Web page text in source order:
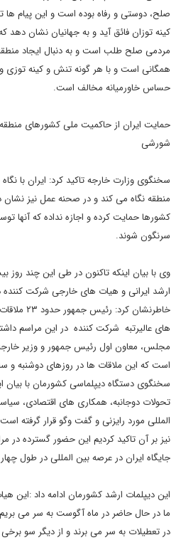
صلح، دوستی و رفاه بوده است و این پیام ها
کینه توزان فائق آید و به جهانیان نشان
مردمی صلح طلب است و به دنبال ایجاد منطقه
همگانی است و با هر گونه تنش و کینه
حساس خاورمیانه مخالف است.
حمایت ایران از حاکمیت ملی کشورهای منطقه
شورشی
سخنگوی وزارت خارجه تاکید کرد: ایران با
منطقه نگاه می کند و در صحنه عمل نیز نشان
کشورها حمایت کرده و اجازه نداده که آنها
سرنگون شوند.
ارشد ایرانی و هیات های خارجی شرکت
خاطرنشان
های عالیرتبه شرکت کننده در این مراسم
است که این ملاقات ها در روزهای دوشنبه و
سخنگوی دستگاه دیپلماسی کشورمان با بیان
تحولات دوجانبه، همکاری های اقتصادی،
المللی مورد رایزنی و گفت وگو قرار گرفته
نیز بر آن تاکید کردیم این حضور گسترده در
جایگاه ایران در عرصه بین المللی در طول
این دیپلمات ارشد کشورمان ادامه داد :این
ما در حال حاضر در ماه آگوست به سر می
در تعطیلات به سر می برند و از دیگر سو